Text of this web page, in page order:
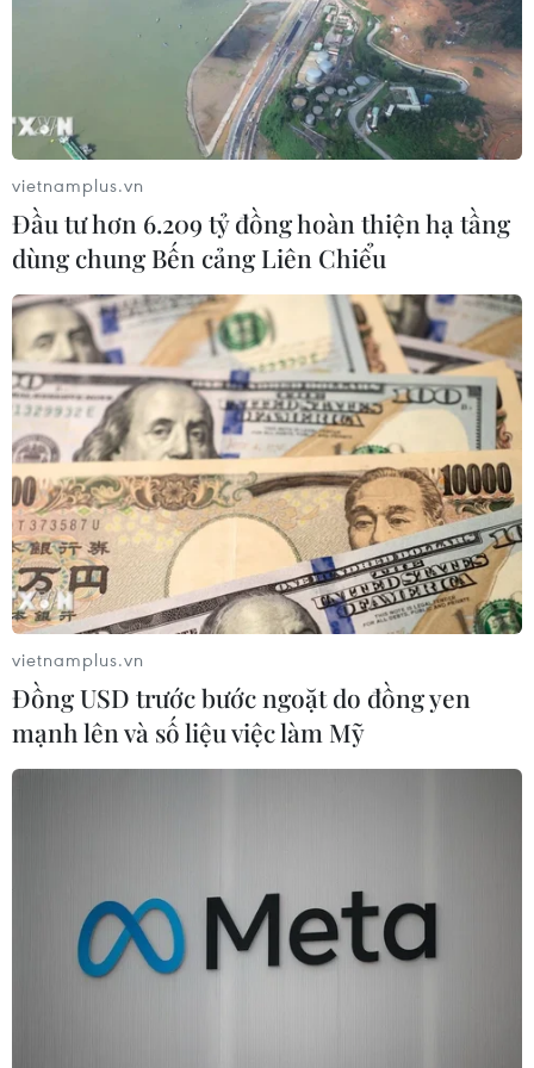
Hy Lạp: Thổ Nhĩ Kỳ lợi dụng cuộc khủng
hoảng di cư cho mục đích riêng
04/10/2019 11:51
Thủ tướng Hy Lạp cáo buộc Thổ Nhĩ Kỳ lợi dụng cuộc
khủng hoảng di cư của châu Âu cho mục đích riêng,
đồng thời nhấn mạnh Ankara có thể phải kiểm soát
dòng người đổ tới "Lục địa Già."
Hy Lạp cáo buộc máy bay tiêm kích Thổ
Nhĩ Kỳ xâm phạm không phận
vietnamplus.vn
Đầu tư hơn 6.209 tỷ đồng hoàn thiện hạ tầng
dùng chung Bến cảng Liên Chiểu
vietnamplus.vn
Đồng USD trước bước ngoặt do đồng yen
mạnh lên và số liệu việc làm Mỹ